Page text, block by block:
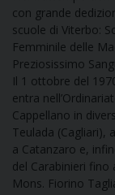
con grande
scuole di Viterbo:
Femminile delle
Preziosissimo
Il 1 ottobre del
entra
Cappellano in
Teulada (Cagliari),
a Catanzaro e,
del Carabinieri fino
Mons. Fiorino